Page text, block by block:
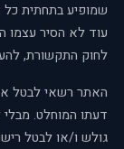
שמופיע בתחתית כל
עוד לא הסיר עצמו
לחוק התקשורת,
האתר רשאי לבטל
דעתו המוחלט.
גולש ו/או לבטל